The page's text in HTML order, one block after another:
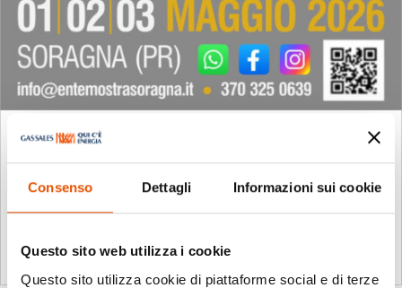
Consenso Dettagli Informazioni sui cookie
Questo sito web utilizza i cookie
Questo sito utilizza cookie di piattaforme social e di terze
Mostra dell’Artigianato, Produzione e
Commercio di Soragna
Mag 1, 2026 Eventi,Soragna
Abbiamo il piacere di invitarVi a partecipare alla
leggi tutto